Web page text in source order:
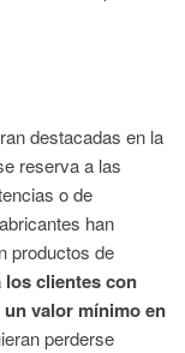
destacadas en la
reserva a las
o de
han
productos de
los clientes con
valor mínimo en
perderse